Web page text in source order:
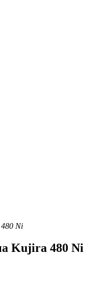
480 Ni
Kujira 480 Ni